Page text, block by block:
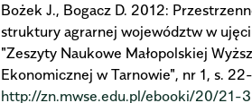
Bożek J., Bogacz D. 2012:
struktury agrarnej województw w
"Zeszyty Naukowe Małopolskiej
Ekonomicznej w Tarnowie", nr 1, s.
http://zn.mwse.edu.pl/ebooki/20/21-